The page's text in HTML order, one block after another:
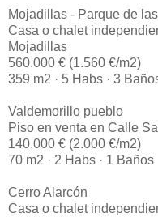
Mojadillas - Parque de
Casa o chalet
Mojadillas
560.000 € (1.560 €/m2)
359 m2 · 5 Habs · 3
Valdemorillo pueblo
Piso en venta en Calle
140.000 € (2.000 €/m2)
70 m2 · 2 Habs · 1 Baños
Cerro Alarcón
Casa o chalet